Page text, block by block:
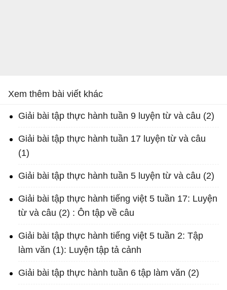
Xem thêm bài viết khác
Giải bài tập thực hành tuần 9 luyện từ và câu (2)
Giải bài tập thực hành tuần 17 luyện từ và câu
(1)
Giải bài tập thực hành tuần 5 luyện từ và câu (2)
Giải bài tập thực hành tiếng việt 5 tuần 17: Luyện
từ và câu (2) : Ôn tập về câu
Giải bài tập thực hành tiếng việt 5 tuần 2: Tập
làm văn (1): Luyện tập tả cảnh
Giải bài tập thực hành tuần 6 tập làm văn (2)